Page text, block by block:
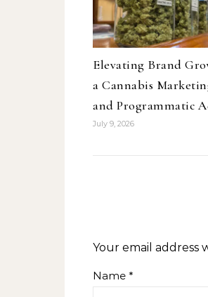
Elevating Brand
a Cannabis
and Programmatic
July 9, 2026
Your email address
Name *